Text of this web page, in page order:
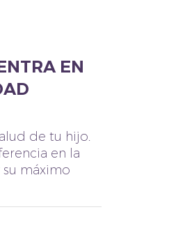
EN
de tu hijo.
en la
máximo